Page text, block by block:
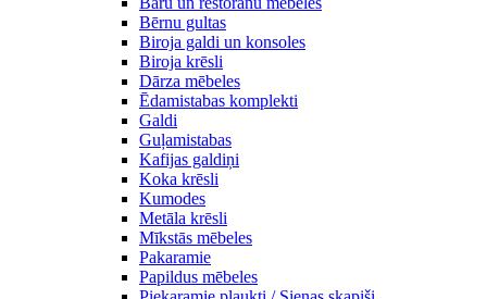
Bērnu gultas
Biroja galdi un konsoles
Biroja krēsli
Dārza mēbeles
Ēdamistabas komplekti
Galdi
Guļamistabas
Kafijas galdiņi
Koka krēsli
Kumodes
Metāla krēsli
Mīkstās mēbeles
Pakaramie
Papildus mēbeles